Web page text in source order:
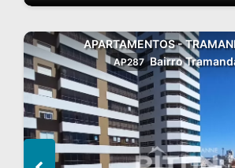
APARTAMENTOS -
AP287 Bairro